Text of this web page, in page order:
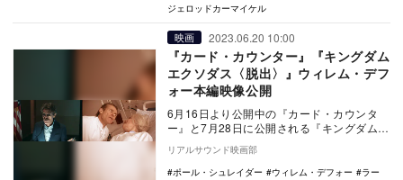
ジェロッドカーマイケル
映画 2023.06.20 10:00
『カード・カウンター』『キングダム
エクソダス〈脱出〉』ウィレム・デフ
ォー本編映像公開
6月16日より公開中の『カード・カウンタ
ー』と7月28日に公開される『キングダム
エクソダス〈脱出〉』より、ウィレム・デ
フォー出…
リアルサウンド映画部
ポール・シュレイダー
ウィレム・デフォー
ラー